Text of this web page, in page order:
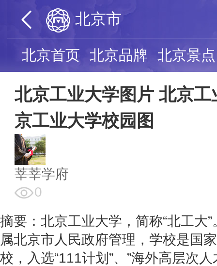
北京市
北京首页 北京品牌 北京景点
北京工业大学图片 北京
京工业大学校园图
莘莘学府
0
摘要：北京工业大学，简称“北工大
属北京市人民政府管理，学校是国
校，入选“111计划”、”海外高层次